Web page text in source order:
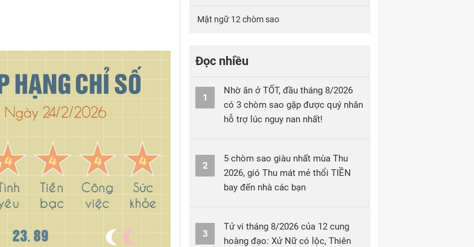
Mật ngữ 12 chòm sao
Đọc nhiều
1
Nhờ ăn ở TỐT, đầu tháng 8/2026
có 3 chòm sao gặp được quý nhân
hỗ trợ lúc nguy nan nhất!
2
5 chòm sao giàu nhất mùa Thu
2026, gió Thu mát mẻ thổi TIỀN
bay đến nhà các bạn
3
Tử vi tháng 8/2026 của 12 cung
hoàng đạo: Xử Nữ có lộc, Thiên